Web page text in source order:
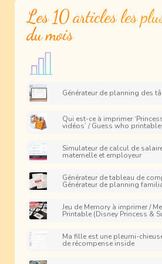
Les 10 articles les
du mois
Générateur de planning des
Qui est-ce à imprimer
vidéos’ / Guess who
Simulateur de calcul de
maternelle et employeur
Générateur de tableau de
Générateur de planning
Jeu de Memory à imprimer /
Printable (Disney Princess &
Ma fille est une pleurni-
de récompense inside